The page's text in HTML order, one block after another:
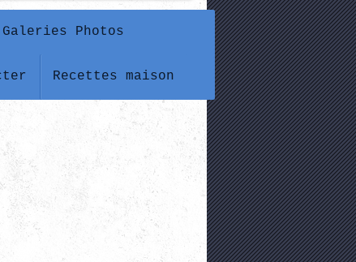
Galeries Photos
Recettes maison